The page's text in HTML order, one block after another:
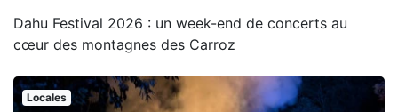
Dahu Festival 2026 : un week-end de concerts au
cœur des montagnes des Carroz
Locales